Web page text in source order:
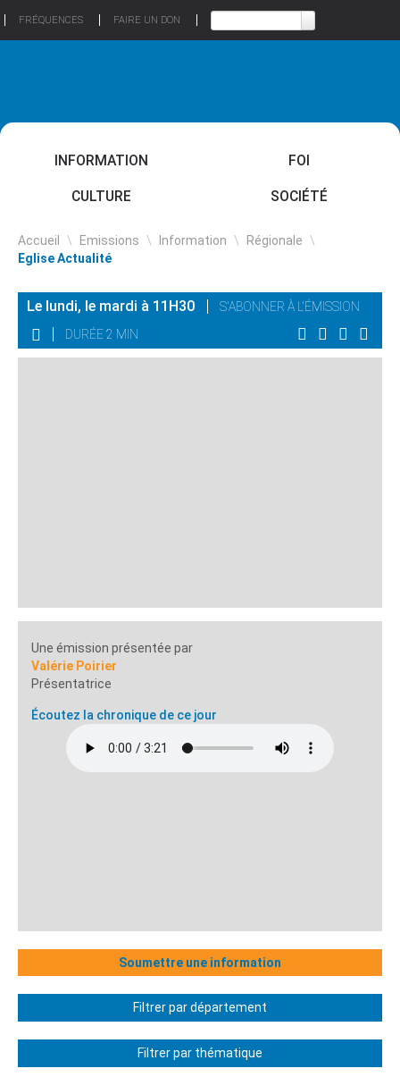
FRÉQUENCES FAIRE UN DON
INFORMATION FOI
CULTURE SOCIÉTÉ
Accueil \ Emissions \ Information \ Régionale \
Eglise Actualité
Le lundi, le mardi à 11H30
S'ABONNER À L'ÉMISSION
DURÉE 2 MIN
Une émission présentée par
Valérie Poirier
Présentatrice
Écoutez la chronique de ce jour
Soumettre une information
Filtrer par département
Filtrer par thématique